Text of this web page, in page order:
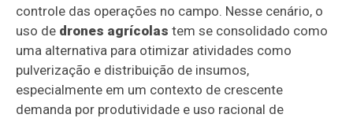
controle das operações no campo. Nesse cenário, o
uso de drones agrícolas tem se consolidado como
uma alternativa para otimizar atividades como
pulverização e distribuição de insumos,
especialmente em um contexto de crescente
demanda por produtividade e uso racional de